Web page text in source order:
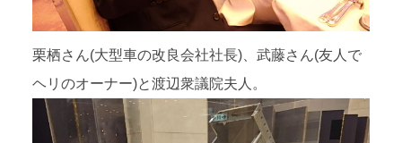
栗栖さん(大型車の改良会社社長)、武藤さん(友人で
ヘリのオーナー)と渡辺衆議院夫人。